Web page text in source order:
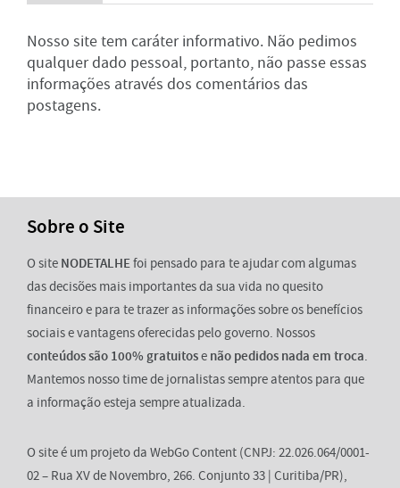
Nosso site tem caráter informativo. Não pedimos
qualquer dado pessoal, portanto, não passe essas
informações através dos comentários das
postagens.
Sobre o Site
O site NODETALHEfoi pensado para te ajudar com algumas
das decisões mais importantes da sua vida no quesito
financeiro e para te trazer as informações sobre os benefícios
sociais e vantagens oferecidas pelo governo. Nossos
conteúdos são 100% gratuitose não pedidos nada em troca.
Mantemos nosso time de jornalistas sempre atentos para que
a informação esteja sempre atualizada.
O site é um projeto da WebGo Content (CNPJ: 22.026.064/0001-
02 – Rua XV de Novembro, 266. Conjunto 33 | Curitiba/PR),